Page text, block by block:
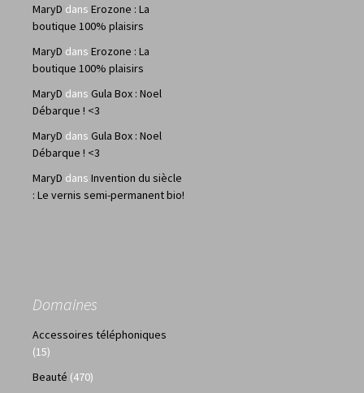
MaryD dans Erozone : La
boutique 100% plaisirs
MaryD dans Erozone : La
boutique 100% plaisirs
MaryD dans Gula Box : Noel
Débarque ! <3
MaryD dans Gula Box : Noel
Débarque ! <3
MaryD dans Invention du siècle
: Le vernis semi-permanent bio!
Domaines
Accessoires téléphoniques
(15)
Beauté (470)